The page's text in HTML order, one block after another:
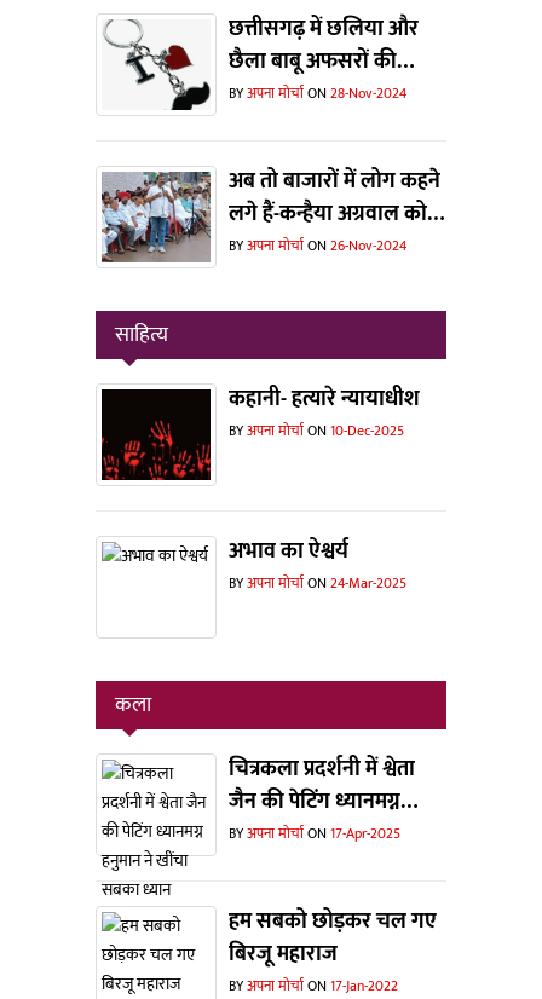
छत्तीसगढ़ में छलिया और
छैला बाबू अफसरों की
भरमार !
BYअपना मोर्चाON28-Nov-2024
अब तो बाजारों में लोग कहने
लगे हैं-कन्हैया अग्रवाल को
टिकट मिलती तो जीत जाते !
BYअपना मोर्चाON26-Nov-2024
साहित्य
कहानी- हत्यारे न्यायाधीश
BYअपना मोर्चाON10-Dec-2025
अभाव का ऐश्वर्य
BYअपना मोर्चाON24-Mar-2025
कला
चित्रकला प्रदर्शनी में श्वेता
जैन की पेटिंग ध्यानमग्न
हनुमान ने खींचा सबका
BYअपना मोर्चाON17-Apr-2025
हम सबको छोड़कर चल गए
बिरजू महाराज
BYअपना मोर्चाON17-Jan-2022